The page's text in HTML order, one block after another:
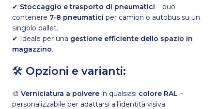
✔ Stoccaggio e trasporto di pneumatici – può
contenere 7-8 pneumatici per camion o autobus su un
singolo pallet.
✔ Ideale per una gestione efficiente dello spazio in
magazzino.
🛠 Opzioni e varianti:
🎨Verniciatura a polvere in qualsiasi colore RAL –
personalizzabile per adattarsi all’identità visiva